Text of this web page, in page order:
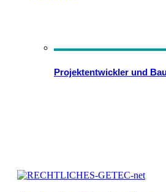
Projektentwickler und